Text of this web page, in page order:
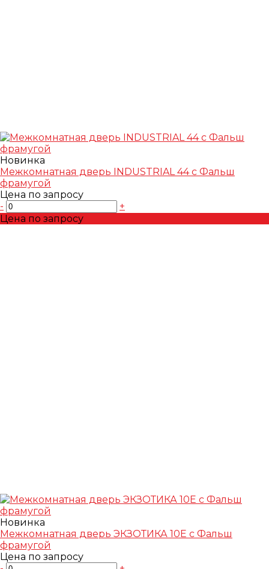
Новинка
Межкомнатная дверь INDUSTRIAL 44 с Фальш
фрамугой
Цена по запросу
-
+
Цена по запросу
Новинка
Межкомнатная дверь ЭКЗОТИКА 10E с Фальш
фрамугой
Цена по запросу